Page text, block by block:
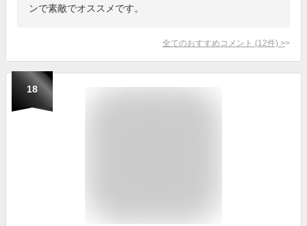
ンで素敵でオススメです。
全てのおすすめコメント (12件) >
18